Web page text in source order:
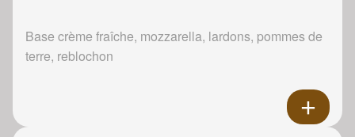
Base crème fraîche, mozzarella, lardons, pommes de
terre, reblochon